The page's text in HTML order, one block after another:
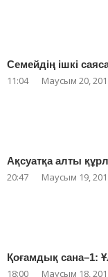
Семейдің ішкі
11:04 Маусым 20,
Ақсуатқа алты
20:47 Маусым 19,
Қоғамдық сана–1:
18:00 Маусым 18,